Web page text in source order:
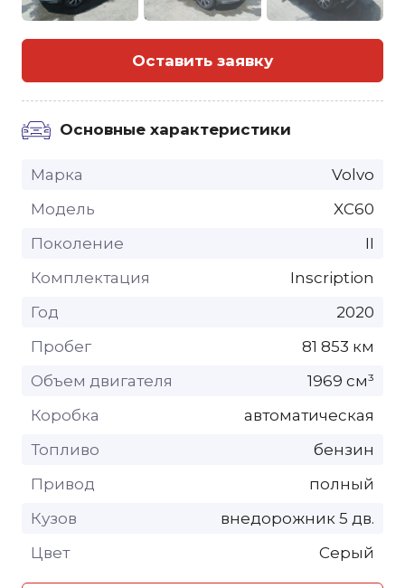
Основные характеристики
Марка
Volvo
Модель
XC60
Поколение
II
Комплектация
Inscription
Год
2020
Пробег
81 853 км
Объем двигателя
1969 см³
Коробка
автоматическая
Топливо
бензин
Привод
полный
Кузов
внедорожник 5 дв.
Цвет
Серый
Оставить заявку